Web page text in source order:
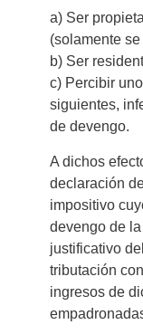
a) Ser
(solamente
b) Ser
c) Percibir
siguientes,
de devengo.
A dichos
declaración
impositivo
devengo de
justificativo
tributación
ingresos de